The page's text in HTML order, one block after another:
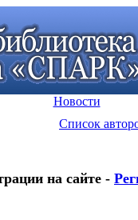
Новости
Список
на сайте -